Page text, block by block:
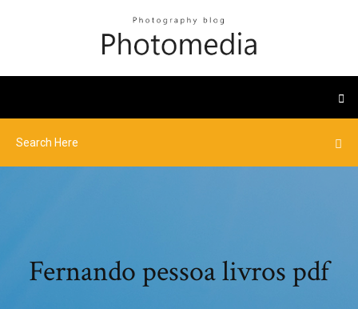
Fernando pessoa livros pdf